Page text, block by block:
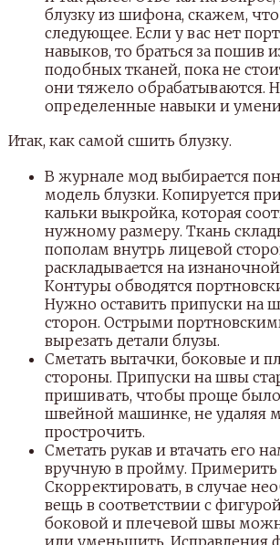
блузку из шифона, скажем,
следующее. Если у вас нет
навыков, то браться за пошив
подобных тканей, пока не
они тяжело обрабатываются.
определенные навыки и
Итак, как самой сшить блузку.
В журнале мод выбирается
модель блузки. Копируется
кальки выкройка, которая
нужному размеру. Ткань
пополам внутрь лицевой
раскладывается на
Контуры обводятся
Нужно оставить припуски на
сторон. Острыми
вырезать детали блузы.
Сметать вытачки, боковые и
стороны. Припуски на швы
пришивать, чтобы проще
швейной машинке, не удаляя
прострочить.
Сметать рукав и втачать его
вручную в пройму. Примерить
Скорректировать, в случае
вещь в соответствии с
боковой и плечевой швы
или уменьшить. Исправления